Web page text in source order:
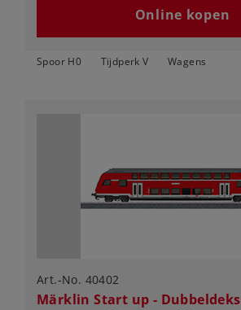
Online kopen
Spoor H0 Tijdperk V Wagens
Art.-No. 40402
Märklin Start up - Dubbeldeks